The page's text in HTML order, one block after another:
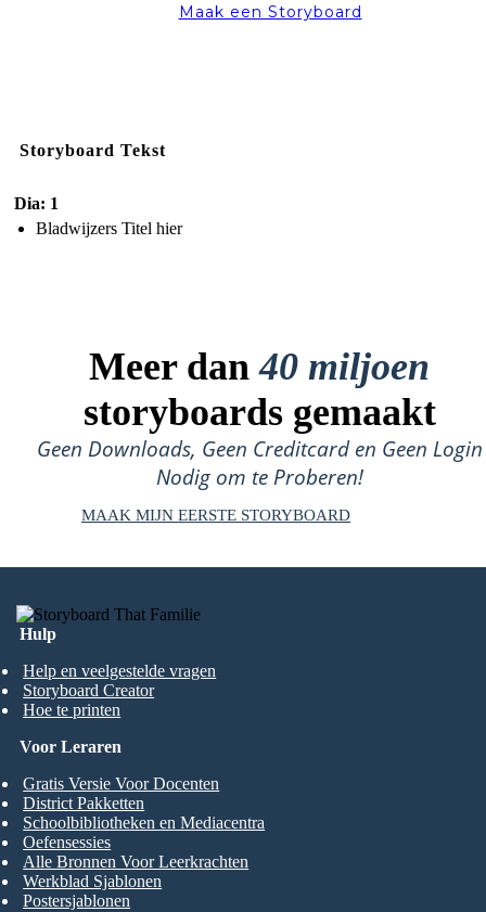
Maak een Storyboard
Storyboard Tekst
Dia: 1
Bladwijzers Titel hier
Meer dan40 miljoen
storyboards gemaakt
Geen Downloads, Geen Creditcard en Geen Login
Nodig om te Proberen!
MAAK MIJN EERSTE STORYBOARD
Hulp
Help en veelgestelde vragen
Storyboard Creator
Hoe te printen
Voor Leraren
Gratis Versie Voor Docenten
District Pakketten
Schoolbibliotheken en Mediacentra
Oefensessies
Alle Bronnen Voor Leerkrachten
Werkblad Sjablonen
Postersjablonen